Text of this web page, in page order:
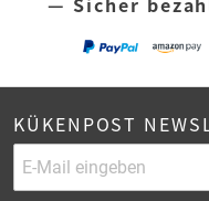
KÜKENPOST